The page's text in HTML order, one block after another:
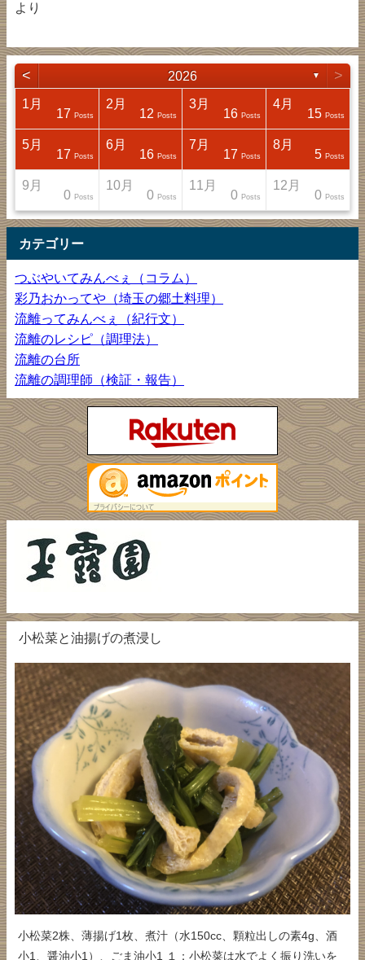
より
< 2026 ▼ >
1月
17 Posts
2月
12 Posts
3月
16 Posts
4月
15 Posts
5月
17 Posts
6月
16 Posts
7月
17 Posts
8月
5 Posts
9月
0 Posts
10月
0 Posts
11月
0 Posts
12月
0 Posts
カテゴリー
つぶやいてみんべぇ（コラム）
彩乃おかってや（埼玉の郷土料理）
流離ってみんべぇ（紀行文）
流離のレシピ（調理法）
流離の台所
流離の調理師（検証・報告）
小松菜と油揚げの煮浸し
小松菜2株、薄揚げ1枚、煮汁（水150cc、顆粒出しの素4g、酒
小1、醤油小1）、ごま油小1 １：小松菜は水でよく振り洗いを